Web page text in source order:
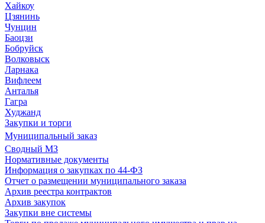
Хайкоу
Цзянинь
Чунцин
Баоцзи
Бобруйск
Волковыск
Ларнака
Вифлеем
Анталья
Гагра
Худжанд
Закупки и торги
Муниципальный заказ
Сводный МЗ
Нормативные документы
Информация о закупках по 44-ФЗ
Отчет о размещении муниципального заказа
Архив реестра контрактов
Архив закупок
Закупки вне системы